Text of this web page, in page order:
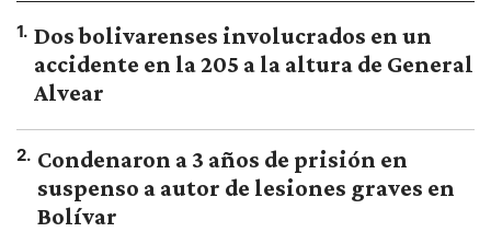
1. Dos bolivarenses involucrados en un
accidente en la 205 a la altura de General
Alvear
2. Condenaron a 3 años de prisión en
suspenso a autor de lesiones graves en
Bolívar